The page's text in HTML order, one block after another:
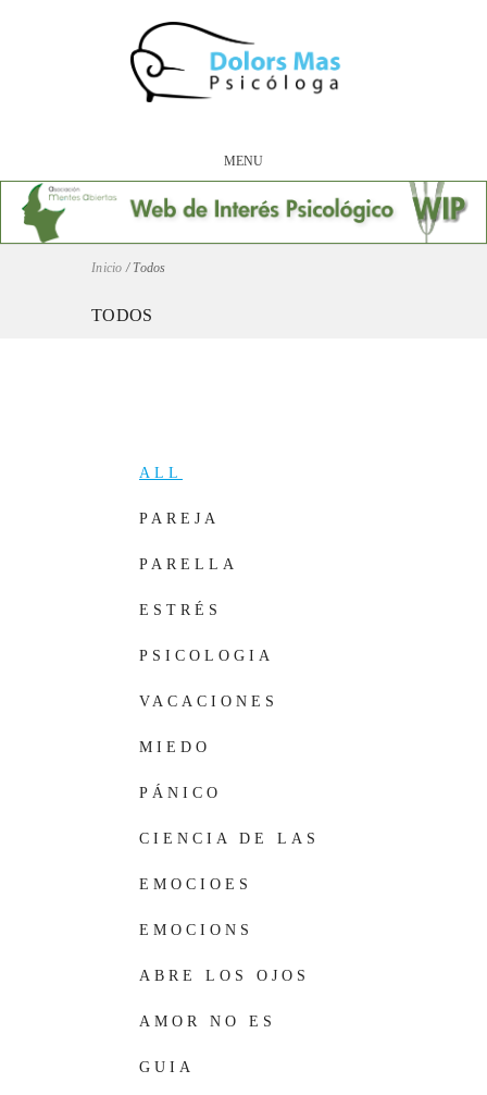
MENU
Inicio / Todos
TODOS
ALL
PAREJA
PARELLA
ESTRÉS
PSICOLOGIA
VACACIONES
MIEDO
PÁNICO
CIENCIA DE LAS
EMOCIOES
EMOCIONS
ABRE LOS OJOS
AMOR NO ES
GUIA